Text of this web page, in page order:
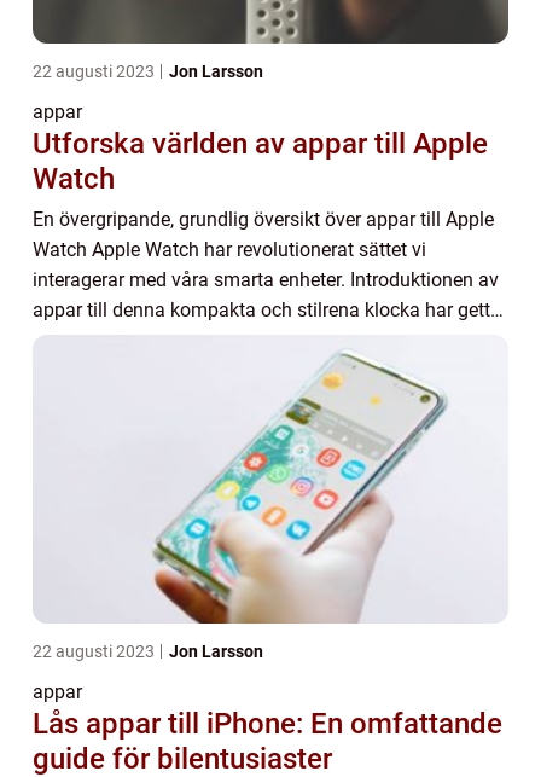
22 augusti 2023 Jon Larsson
appar
Utforska världen av appar till Apple
Watch
En övergripande, grundlig översikt över appar till Apple
Watch Apple Watch har revolutionerat sättet vi
interagerar med våra smarta enheter. Introduktionen av
appar till denna kompakta och stilrena klocka har gett
användare möjlighet att förlänga fun...
22 augusti 2023 Jon Larsson
appar
Lås appar till iPhone: En omfattande
guide för bilentusiaster